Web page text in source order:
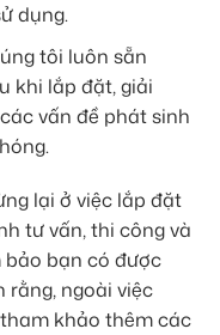
dụng.
tôi luôn sẵn
khi lắp đặt, giải
vấn đề phát sinh
lại ở việc lắp đặt
tư vấn, thi công và
bảo bạn có được
ngoài việc
khảo thêm các